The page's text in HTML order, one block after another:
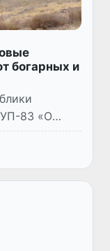
богарных и
УП-83 «О
участк...